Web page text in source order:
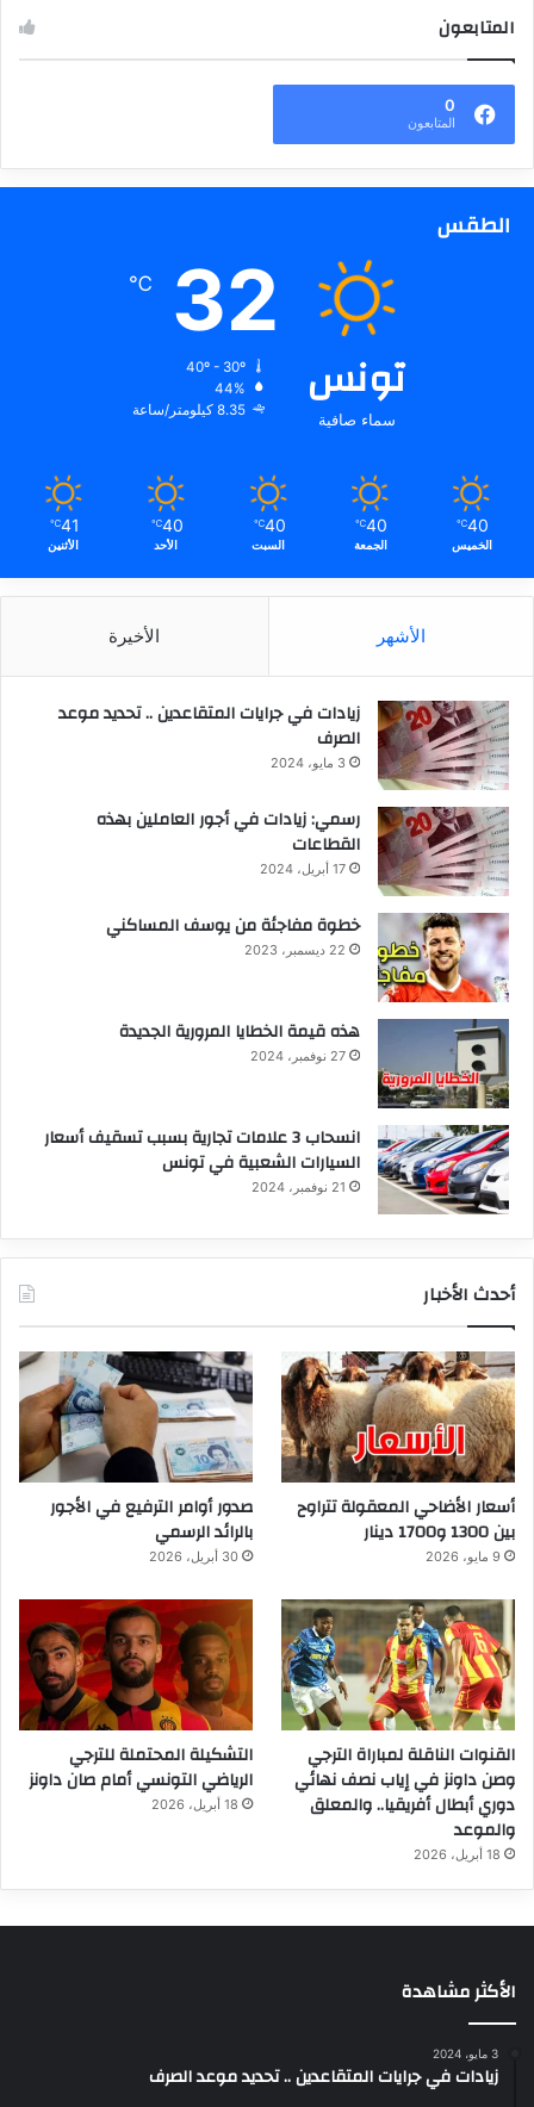
المتابعون
0
المتابعون
الطقس
تونس
سماء صافية
32
℃
44%
8.35 كيلومتر/ساعة
40
℃
الخميس
40
℃
الجمعة
40
℃
السبت
40
℃
الأحد
41
℃
الأثنين
الأشهر الأخيرة
زيادات في جرايات المتقاعدين .. تحديد موعد
الصرف
3 مايو، 2024
رسمي: زيادات في أجور العاملين بهذه
القطاعات
17 أبريل، 2024
خطوة مفاجئة من يوسف المساكني
22 ديسمبر، 2023
هذه قيمة الخطايا المرورية الجديدة
27 نوفمبر، 2024
انسحاب 3 علامات تجارية بسبب تسقيف أسعار
السيارات الشعبية في تونس
21 نوفمبر، 2024
أحدث الأخبار
أسعار الأضاحي المعقولة تتراوح
بين 1300 و1700 دينار
9 مايو، 2026
صدور أوامر الترفيع في الأجور
بالرائد الرسمي
30 أبريل، 2026
القنوات الناقلة لمباراة الترجي
وصن داونز في إياب نصف نهائي
دوري أبطال أفريقيا.. والمعلق
والموعد
18 أبريل، 2026
التشكيلة المحتملة للترجي
الرياضي التونسي أمام صان داونز
18 أبريل، 2026
الأكثر مشاهدة
3 مايو، 2024
زيادات في جرايات المتقاعدين .. تحديد موعد الصرف